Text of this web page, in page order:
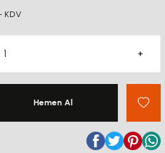
KDV
Hemen Al